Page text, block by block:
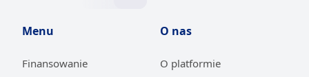
Menu
Finansowanie
O nas
O platformie